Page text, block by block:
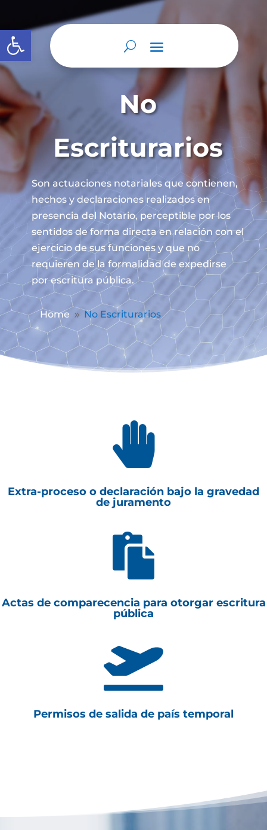
Abrir barra de herramientas
No
Escriturarios
Son actuaciones notariales que contienen,
hechos y declaraciones realizados en
presencia del Notario, perceptible por los
sentidos de forma directa en relación con el
ejercicio de sus funciones y que no
requieren de la formalidad de expedirse
por escritura pública.
Home 9 No Escriturarios

Extra-proceso o declaración bajo la gravedad
de juramento

Actas de comparecencia para otorgar escritura
pública

Permisos de salida de país temporal